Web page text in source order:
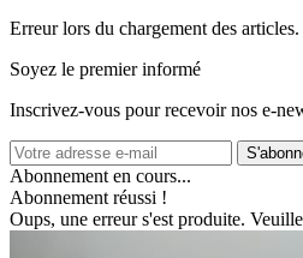
Erreur lors du chargement des
Soyez le premier informé
Inscrivez-vous pour recevoir nos e-
Abonnement en cours...
Abonnement réussi !
Oups, une erreur s'est produite.